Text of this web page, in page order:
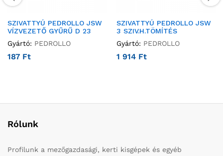
SZIVATTYÚ PEDROLLO JSW
VÍZVEZETŐ GYŰRŰ D 23
Gyártó: PEDROLLO
187 Ft
SZIVATTYÚ PEDROLLO JSW
3 SZIV.H.TÖMÍTÉS
Gyártó: PEDROLLO
1 914 Ft
Rólunk
Profilunk a mezőgazdasági, kerti kisgépek és egyéb